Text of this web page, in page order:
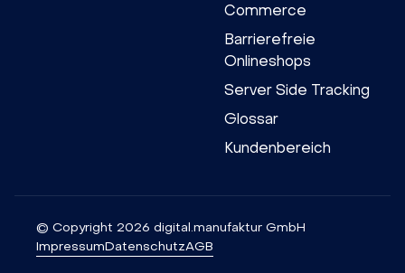
Commerce
Barrierefreie
Onlineshops
Server Side Tracking
Glossar
Kundenbereich
© Copyright 2026 digital.manufaktur GmbH
ImpressumDatenschutzAGB